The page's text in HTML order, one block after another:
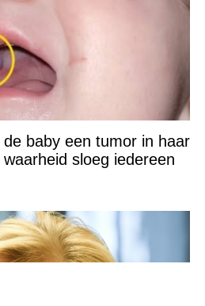
baby een tumor in haar
sloeg iedereen